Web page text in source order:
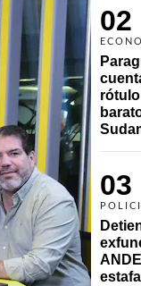
02
03